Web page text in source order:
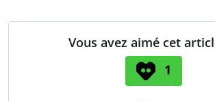
Vous avez aimé cet
1